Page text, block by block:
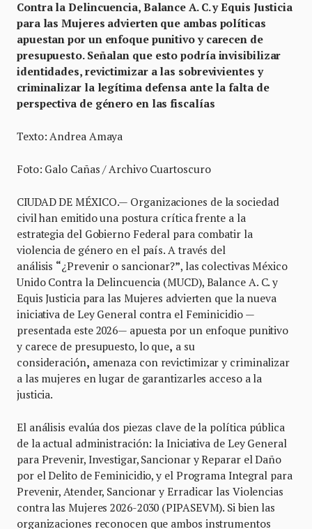
Contra la Delincuencia, Balance A. C. y Equis Justicia
para las Mujeres advierten que ambas políticas
apuestan por un enfoque punitivo y carecen de
presupuesto. Señalan que esto podría invisibilizar
identidades, revictimizar a las sobrevivientes y
criminalizar la legítima defensa ante la falta de
perspectiva de género en las fiscalías
Texto: Andrea Amaya
Foto: Galo Cañas / Archivo Cuartoscuro
CIUDAD DE MÉXICO.— Organizaciones de la sociedad
civil han emitido una postura crítica frente a la
estrategia del Gobierno Federal para combatir la
violencia de género en el país. A través del
análisis “¿Prevenir o sancionar?”, las colectivas México
Unido Contra la Delincuencia (MUCD), Balance A. C. y
Equis Justicia para las Mujeres advierten que la nueva
iniciativa de Ley General contra el Feminicidio —
presentada este 2026— apuesta por un enfoque punitivo
y carece de presupuesto, lo que, a su
consideración, amenaza con revictimizar y criminalizar
a las mujeres en lugar de garantizarles acceso a la
justicia.
El análisis evalúa dos piezas clave de la política pública
de la actual administración: la Iniciativa de Ley General
para Prevenir, Investigar, Sancionar y Reparar el Daño
por el Delito de Feminicidio, y el Programa Integral para
Prevenir, Atender, Sancionar y Erradicar las Violencias
contra las Mujeres 2026-2030 (PIPASEVM). Si bien las
organizaciones reconocen que ambos instrumentos